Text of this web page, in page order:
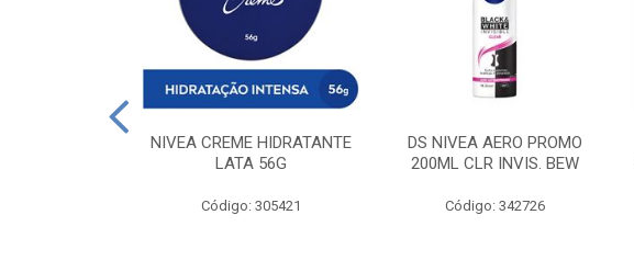
NIVEA CREME HIDRATANTE
LATA 56G
Código: 305421
DS NIVEA AERO PROMO
200ML CLR INVIS. BEW
Código: 342726